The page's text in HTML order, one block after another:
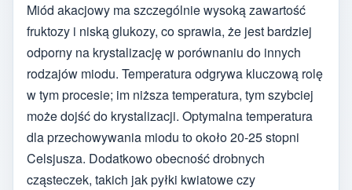
Miód akacjowy ma szczególnie wysoką zawartość
fruktozy i niską glukozy, co sprawia, że jest bardziej
odporny na krystalizację w porównaniu do innych
rodzajów miodu. Temperatura odgrywa kluczową rolę
w tym procesie; im niższa temperatura, tym szybciej
może dojść do krystalizacji. Optymalna temperatura
dla przechowywania miodu to około 20-25 stopni
Celsjusza. Dodatkowo obecność drobnych
cząsteczek, takich jak pyłki kwiatowe czy